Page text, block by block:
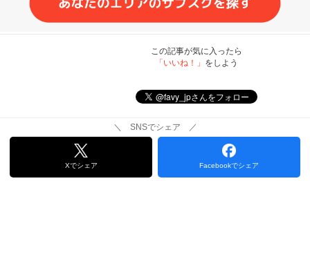
この記事が気に入ったら
「いいね！」 をしよう
＼ SNSでシェア ／
Xでシェア Facebookでシェア